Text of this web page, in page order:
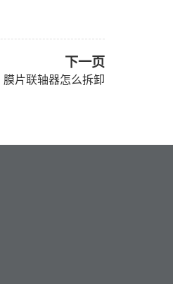
下一页
膜片联轴器怎么拆卸